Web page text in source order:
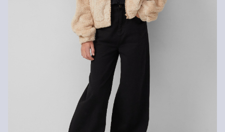
Włókna z recyklingu
Aby wspierać zasadę recyklingu w produkcji tekstyliów, stale
zwiększamy udział materiałów z włókien pochodzących z odzysku
Zawiera poliester z recyklingu: Ten produkt zawiera poliester z
recyklingu, wykonany z przetworzonych tworzyw sztucznych, takich
jak butelki PET, lub z włókien odzyskanych z używanej odzieży.